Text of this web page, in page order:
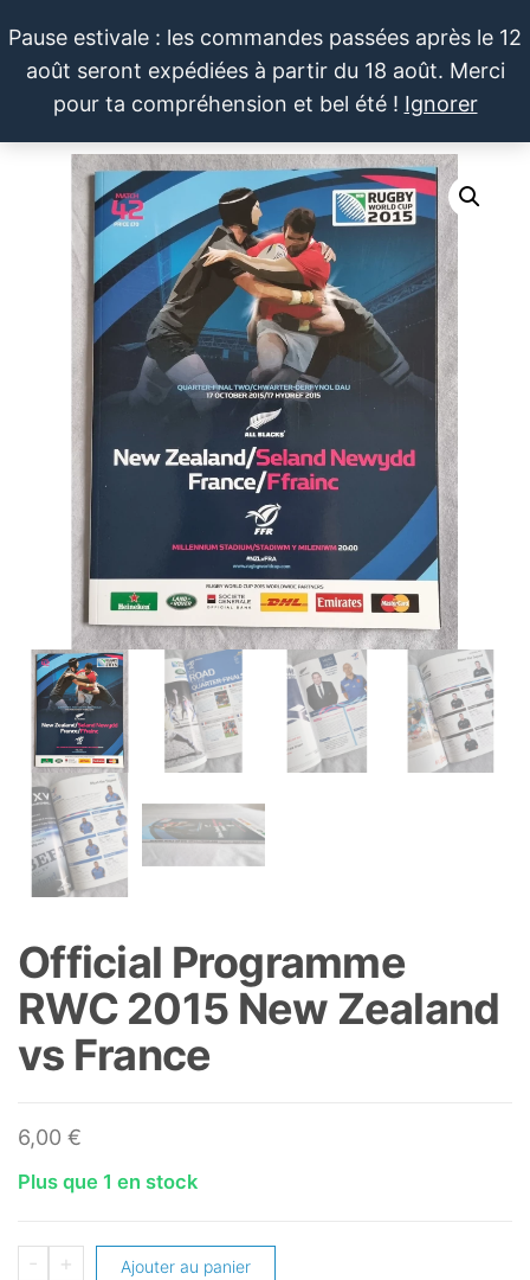
au
contenu
Pause estivale : les commandes passées après le 12
août seront expédiées à partir du 18 août. Merci
pour ta compréhension et bel été ! Ignorer
LE SPORTIF
DU
DIMANCHE®
Cartes
et
produits
dérivés
autour
du
sport et
de la
pop
culture
Official Programme
RWC 2015 New Zealand
vs France
6,00 €
Plus que 1 en stock
-
quantité
+ Ajouter au panier